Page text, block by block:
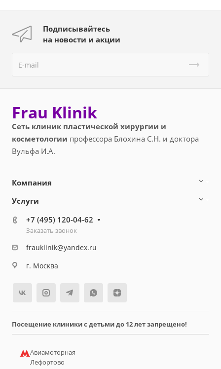
Подписывайтесь
на новости и акции
Frau Klinik
Сеть клиник пластической хирургии и
косметологии профессора Блохина С.Н. и доктора
Вульфа И.А.
Компания
Услуги
+7 (495) 120-04-62
Заказать звонок
frauklinik@yandex.ru
г. Москва
Посещение клиники с детьми до 12 лет запрещено!
Авиамоторная
Лефортово